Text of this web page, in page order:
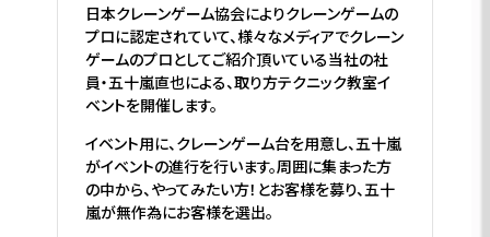
日本クレーンゲーム協会によりクレーンゲームの
プロに認定されていて、様々なメディアでクレーン
ゲームのプロとしてご紹介頂いている当社の社
員・五十嵐直也による、取り方テクニック教室イ
ベントを開催します。
イベント用に、クレーンゲーム台を用意し、五十嵐
がイベントの進行を行います。周囲に集まった方
の中から、やってみたい方！とお客様を募り、五十
嵐が無作為にお客様を選出。